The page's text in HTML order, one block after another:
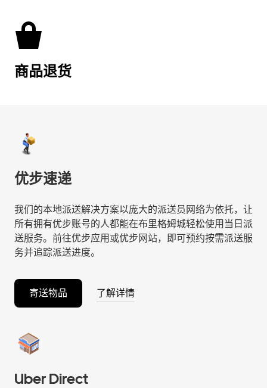
商品退货
优步速递
我们的本地派送解决方案以庞大的派送员网络为依托，让
所有拥有优步账号的人都能在布里格姆城轻松使用当日派
送服务。前往优步应用或优步网站，即可预约按需派送服
务并追踪派送进度。
寄送物品 了解详情
Uber Direct